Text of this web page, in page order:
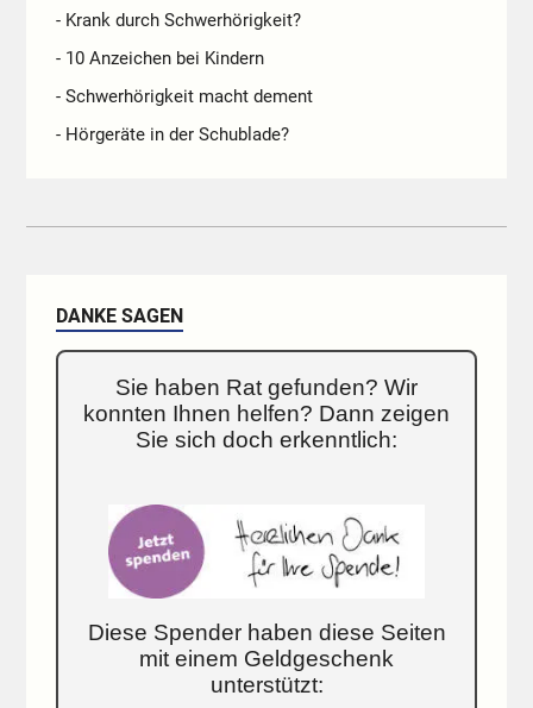
- Krank durch Schwerhörigkeit?
- 10 Anzeichen bei Kindern
- Schwerhörigkeit macht dement
- Hörgeräte in der Schublade?
DANKE SAGEN
Sie haben Rat gefunden? Wir
konnten Ihnen helfen? Dann zeigen
Sie sich doch erkenntlich:
Diese Spender haben diese Seiten
mit einem Geldgeschenk
unterstützt: